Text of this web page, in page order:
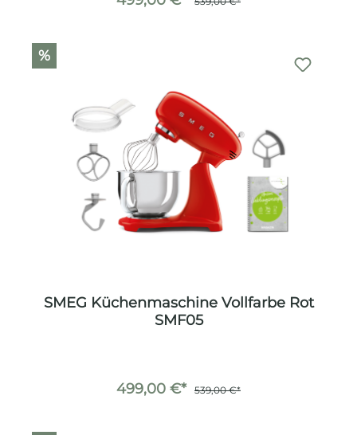
%
SMEG Küchenmaschine Vollfarbe Rot
SMF05
499,00 €* 539,00 €*